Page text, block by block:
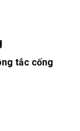
tắc cống